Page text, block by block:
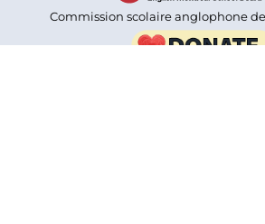
Commission scolaire anglophone